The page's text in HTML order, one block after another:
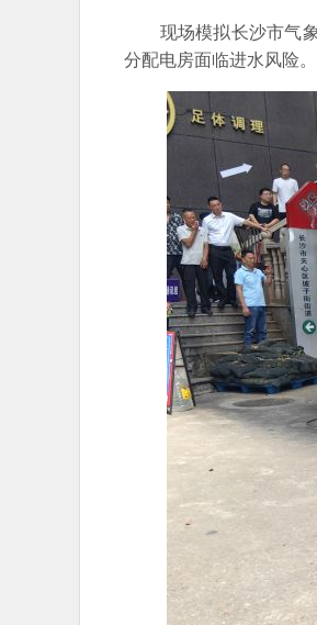
现场模拟长沙市气象
分配电房面临进水风险。